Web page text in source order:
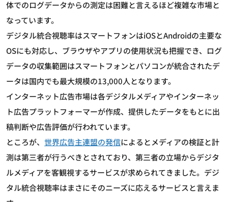
体でのログデータからの測定は困難と言えるほど複雑な市場と
なっています。
デジタル統合視聴率はスマートフォンはiOSとAndroidの主要な
OSにも対応し、ブラウザやアプリの使用状況も把握でき、ログ
データの収集範囲はスマートフォンとパソコンが統合されたデ
ータは国内でも最大規模の13,000人となります。
インターネット広告市場は各デジタルメディアやインターネッ
ト広告プラットフォーマーが作成、提供したデータをもとに出
稿判断や広告評価が行われています。
ところが、 世界広告主連盟の発信によるとメディアの検証と計
測は第三者が行うべきとされており、第三者の立場からデジタ
ルメディアを客観視するサービスが求められてきました。デジ
タル統合視聴率はまさにそのニーズに応えるサービスと言えま